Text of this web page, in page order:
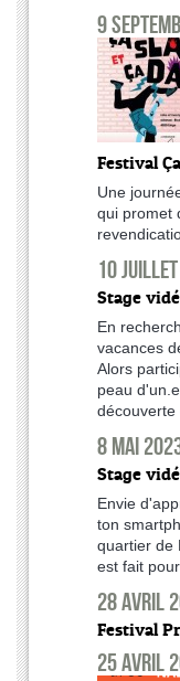
9
Festival
Une
qui promet
10 juillet
Stage
En
vacances
Alors
peau
découverte
8 mai
Stage
Envie
ton
quartier de
est fait
28 avril
Festival
25 avril